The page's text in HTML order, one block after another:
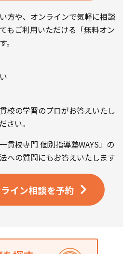
方や、オンラインで気軽に相談
もご利用いただける「無料オン
校の学習のプロがお答えいたし
さい。
貫校専門 個別指導塾WAYS」の
への質問にもお答えいたします
イン相談を予約